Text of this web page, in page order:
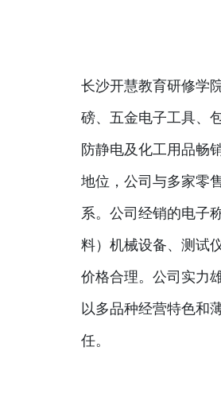
长沙开慧教育研修学
磅、五金电子工具、
防静电及化工用品畅
地位，公司与多家零
系。公司经销的电子
料）机械设备、测试
价格合理。公司实力
以多品种经营特色和
任。